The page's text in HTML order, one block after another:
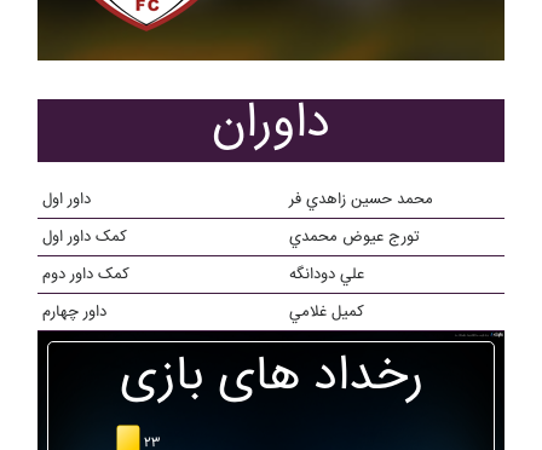
داوران
داور اول
محمد حسين زاهدي فر
کمک داور اول
تورج عيوض محمدي
کمک داور دوم
علي دودانگه
داور چهارم
کميل غلامي
رخداد های بازی
۲۳